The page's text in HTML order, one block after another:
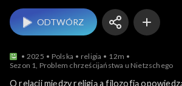
ODTWÓRZ
2025 Polska religia
12m
Sezon 1, Problem chrześcijaństwa u Nietzschego
O relacji między religią a filozofią